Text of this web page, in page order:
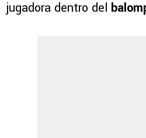
jugadora dentro del